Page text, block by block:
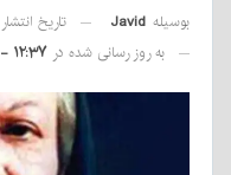
بوسیله Javid تاریخ انتشار
به روز رسانی شده در ۱۲:۳۷ - ۸ اردیبهشت ۱۳۹۹